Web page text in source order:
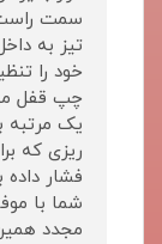
سمت
تیز به
خود را
چپ قفل
یک
ریزی که
فشار داده
شما با
مجدد همین